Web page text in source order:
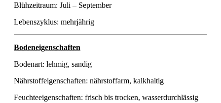
Blühzeitraum: Juli – September
Lebenszyklus: mehrjährig
Bodeneigenschaften
Bodenart: lehmig, sandig
Nährstoffeigenschaften: nährstoffarm, kalkhaltig
Feuchteeigenschaften: frisch bis trocken, wasserdurchlässig